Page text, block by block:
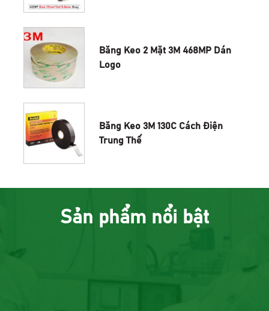
Băng Keo 2 Mặt 3M 468MP Dán
Logo
Băng Keo 3M 130C Cách Điện
Trung Thế
Sản phẩm nổi bật